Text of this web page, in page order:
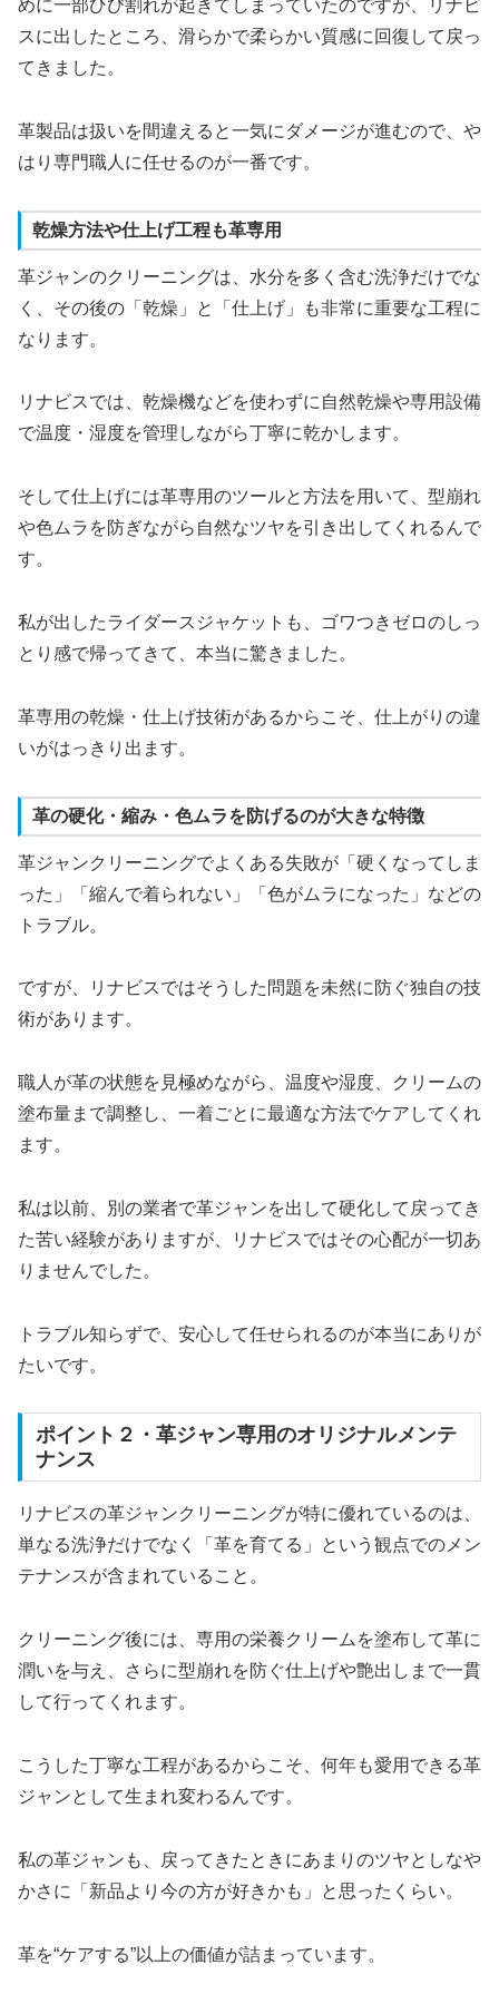
めに一部ひび割れが起きてしまっていたのですが、リナビ
スに出したところ、滑らかで柔らかい質感に回復して戻っ
てきました。
革製品は扱いを間違えると一気にダメージが進むので、や
はり専門職人に任せるのが一番です。
乾燥方法や仕上げ工程も革専用
革ジャンのクリーニングは、水分を多く含む洗浄だけでな
く、その後の「乾燥」と「仕上げ」も非常に重要な工程に
なります。
リナビスでは、乾燥機などを使わずに自然乾燥や専用設備
で温度・湿度を管理しながら丁寧に乾かします。
そして仕上げには革専用のツールと方法を用いて、型崩れ
や色ムラを防ぎながら自然なツヤを引き出してくれるんで
す。
私が出したライダースジャケットも、ゴワつきゼロのしっ
とり感で帰ってきて、本当に驚きました。
革専用の乾燥・仕上げ技術があるからこそ、仕上がりの違
いがはっきり出ます。
革の硬化・縮み・色ムラを防げるのが大きな特徴
革ジャンクリーニングでよくある失敗が「硬くなってしま
った」「縮んで着られない」「色がムラになった」などの
トラブル。
ですが、リナビスではそうした問題を未然に防ぐ独自の技
術があります。
職人が革の状態を見極めながら、温度や湿度、クリームの
塗布量まで調整し、一着ごとに最適な方法でケアしてくれ
ます。
私は以前、別の業者で革ジャンを出して硬化して戻ってき
た苦い経験がありますが、リナビスではその心配が一切あ
りませんでした。
トラブル知らずで、安心して任せられるのが本当にありが
たいです。
ポイント２・革ジャン専用のオリジナルメンテ
ナンス
リナビスの革ジャンクリーニングが特に優れているのは、
単なる洗浄だけでなく「革を育てる」という観点でのメン
テナンスが含まれていること。
クリーニング後には、専用の栄養クリームを塗布して革に
潤いを与え、さらに型崩れを防ぐ仕上げや艶出しまで一貫
して行ってくれます。
こうした丁寧な工程があるからこそ、何年も愛用できる革
ジャンとして生まれ変わるんです。
私の革ジャンも、戻ってきたときにあまりのツヤとしなや
かさに「新品より今の方が好きかも」と思ったくらい。
革を“ケアする”以上の価値が詰まっています。